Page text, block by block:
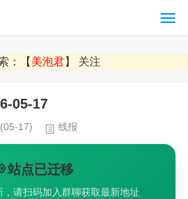
：【 美泡君】 关注
05-17
(05-17) 线报
站点已迁移
请扫码加入群聊获取最新地址